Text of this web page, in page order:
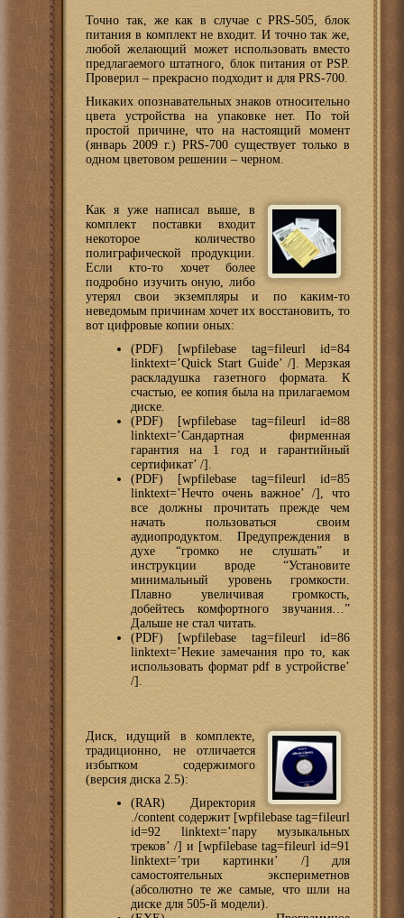
Точно так, же как в случае с PRS-505, блок
питания в комплект не входит. И точно так же,
любой желающий может использовать вместо
предлагаемого штатного, блок питания от PSP.
Проверил – прекрасно подходит и для PRS-700.
Никаких опознавательных знаков относительно
цвета устройства на упаковке нет. По той
простой причине, что на настоящий момент
(январь 2009 г.) PRS-700 существует только в
одном цветовом решении – черном.
Как я уже написал выше, в
комплект поставки входит
некоторое количество
полиграфической продукции.
Если кто-то хочет более
подробно изучить оную, либо
утерял свои экземпляры и по каким-то
неведомым причинам хочет их восстановить, то
вот цифровые копии оных:
(PDF) [wpfilebase tag=fileurl id=84
linktext=’Quick Start Guide’ /]. Мерзкая
раскладушка газетного формата. К
счастью, ее копия была на прилагаемом
диске.
(PDF) [wpfilebase tag=fileurl id=88
linktext=’Сандартная фирменная
гарантия на 1 год и гарантийный
сертификат’ /].
(PDF) [wpfilebase tag=fileurl id=85
linktext=’Нечто очень важное’ /], что
все должны прочитать прежде чем
начать пользоваться своим
аудиопродуктом. Предупреждения в
духе “громко не слушать” и
инструкции вроде “Установите
минимальный уровень громкости.
Плавно увеличивая громкость,
добейтесь комфортного звучания…”
Дальше не стал читать.
(PDF) [wpfilebase tag=fileurl id=86
linktext=’Некие замечания про то, как
использовать формат pdf в устройстве’
/].
Диск, идущий в комплекте,
традиционно, не отличается
избытком содержимого
(версия диска 2.5):
(RAR) Директория
./content содержит [wpfilebase tag=fileurl
id=92 linktext=’пару музыкальных
треков’ /] и [wpfilebase tag=fileurl id=91
linktext=’три картинки’ /] для
самостоятельных экспериметнов
(абсолютно те же самые, что шли на
диске для 505-й модели).